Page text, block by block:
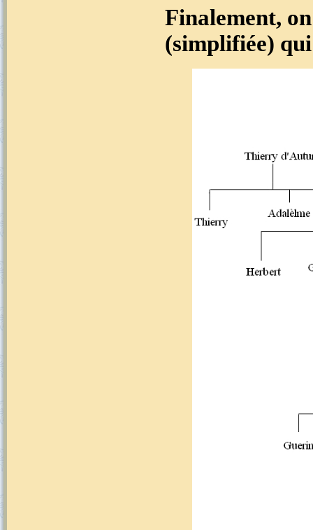
Finalement,
(simplifiée)